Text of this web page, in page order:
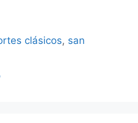
clásicos, san